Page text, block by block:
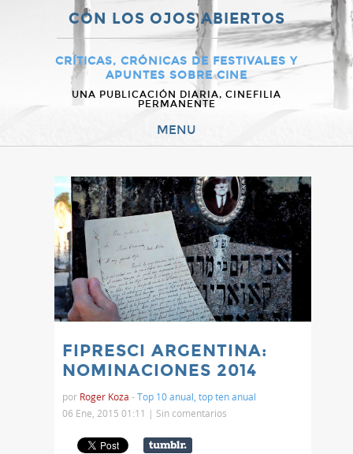
CON LOS OJOS ABIERTOS
CRÍTICAS, CRÓNICAS DE FESTIVALES Y
APUNTES SOBRE CINE
UNA PUBLICACIÓN DIARIA, CINEFILIA
PERMANENTE
MENU
FIPRESCI ARGENTINA:
NOMINACIONES 2014
por Roger Koza -Top 10 anual, top ten anual
06 Ene, 2015 01:11 | Sin comentarios